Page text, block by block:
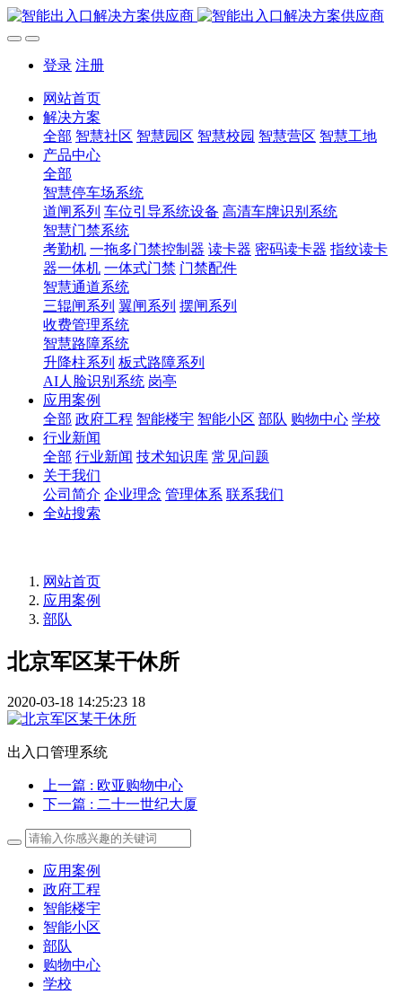
登录 注册
网站首页
解决方案
全部 智慧社区 智慧园区 智慧校园 智慧营区 智慧工地
产品中心
全部
智慧停车场系统
道闸系列 车位引导系统设备 高清车牌识别系统
智慧门禁系统
考勤机 一拖多门禁控制器 读卡器 密码读卡器 指纹读卡
器一体机 一体式门禁 门禁配件
智慧通道系统
三辊闸系列 翼闸系列 摆闸系列
收费管理系统
智慧路障系统
升降柱系列 板式路障系列
AI人脸识别系统 岗亭
应用案例
全部 政府工程 智能楼宇 智能小区 部队 购物中心 学校
行业新闻
全部 行业新闻 技术知识库 常见问题
关于我们
公司简介 企业理念 管理体系 联系我们
全站搜索
网站首页
应用案例
部队
北京军区某干休所
2020-03-18 14:25:23 18
出入口管理系统
上一篇 : 欧亚购物中心
下一篇 : 二十一世纪大厦
应用案例
政府工程
智能楼宇
智能小区
部队
购物中心
学校